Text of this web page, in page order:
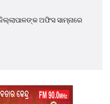
ଅଫିସ ସାମ୍ନାରେ